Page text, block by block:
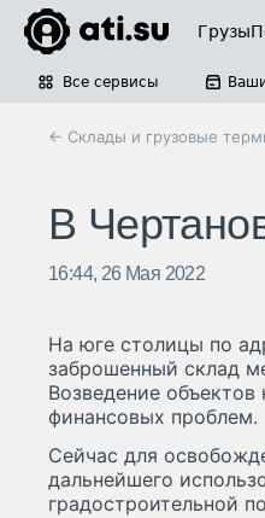
Грузы
Все сервисы
← Склады и грузовые
В
16:44, 26 Мая 2022
На юге столицы по
заброшенный склад
Возведение
финансовых проблем.
Сейчас для
дальнейшего
градостроительной